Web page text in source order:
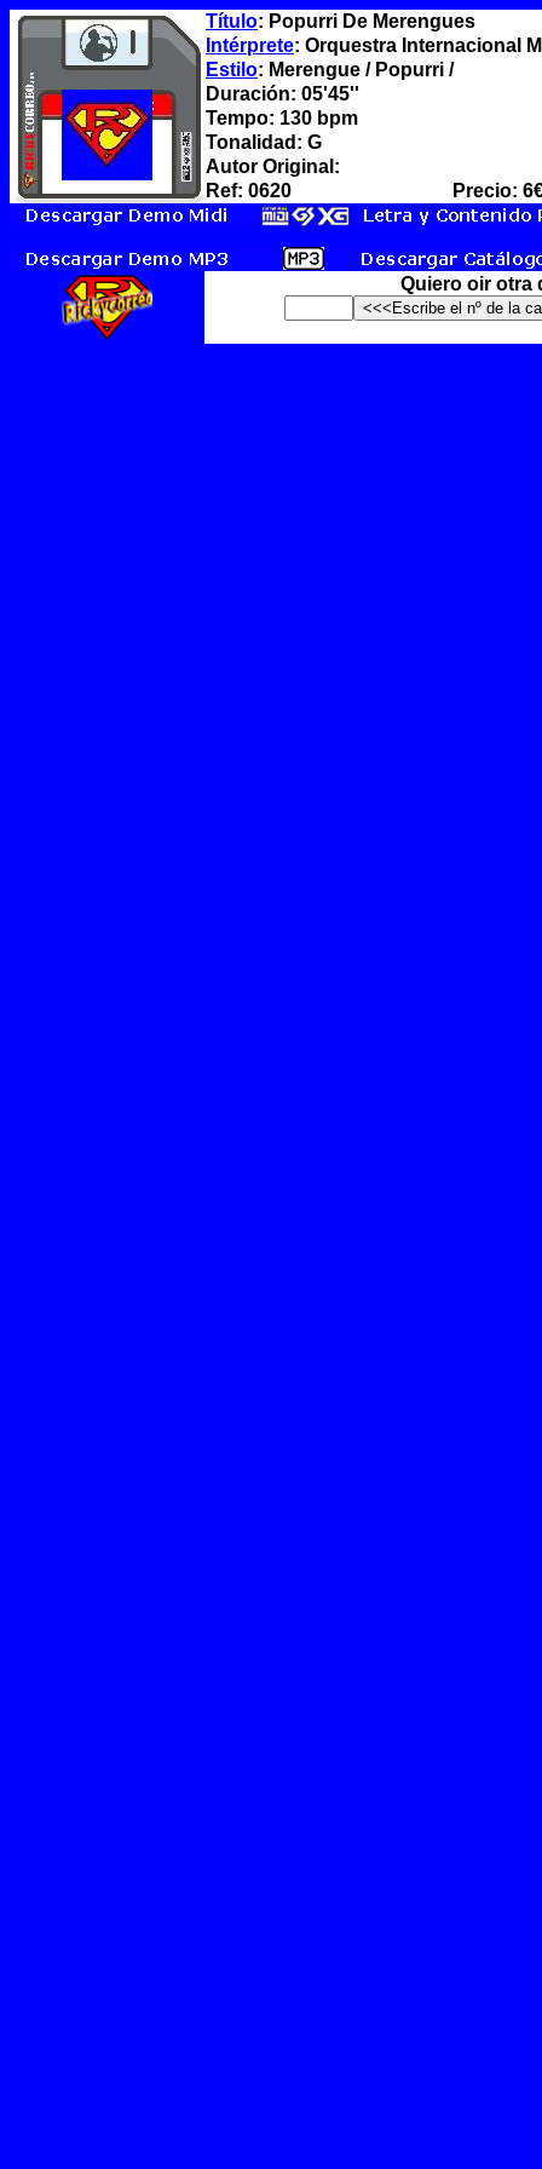
Título: Popurri De Merengues
Intérprete: Orquestra Internacional
Estilo: Merengue / Popurri /
Duración: 05'45''
Tempo: 130 bpm
Tonalidad: G
Autor Original:
Ref: 0620
Precio:
Quiero oir otra